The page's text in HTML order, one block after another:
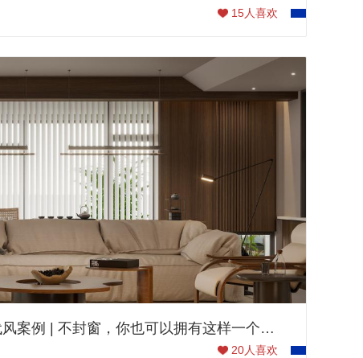
15人喜欢
170㎡中海印龙泉现代风案例 | 不封窗，你也可以拥有这样一个多变的“小园林”
20人喜欢